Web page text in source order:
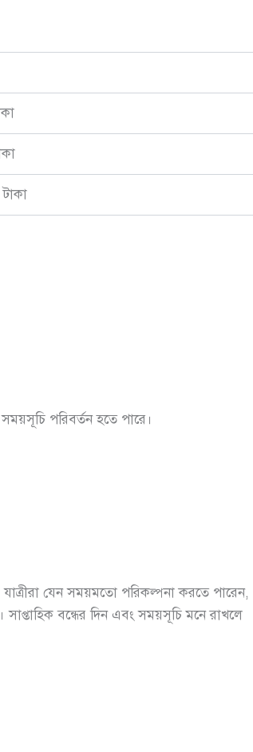
পরিবর্তন হতে পারে।
যাত্রীরা যেন সময়মতো পরিকল্পনা করতে পারেন,
সাপ্তাহিক বন্ধের দিন এবং সময়সূচি মনে রাখলে